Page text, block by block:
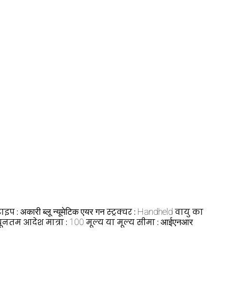
: अकारी ब्लू न्यूमेटिक एयर गनस्ट्रक्चर : Handheld वायु का
आदेश मात्रा : 100 मूल्य या मूल्य सीमा : आईएनआर